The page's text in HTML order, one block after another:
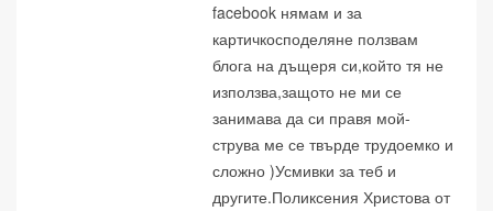
facebook нямам и за
картичкосподеляне ползвам
блога на дъщеря си,който тя не
използва,защото не ми се
занимава да си правя мой-
струва ме се твърде трудоемко и
сложно )Усмивки за теб и
другите.Поликсения Христова от